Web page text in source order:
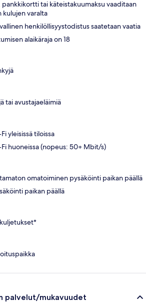
tai käteistakuumaksu vaaditaan
kulujen varalta
henkilöllisyystodistus saatetaan vaatia
alaikäraja on 18
tai avustajaeläimiä
yleisissä tiloissa
huoneissa (nopeus: 50+ Mbit/s)
omatoiminen pysäköinti paikan päällä
paikan päällä
palvelut/mukavuudet